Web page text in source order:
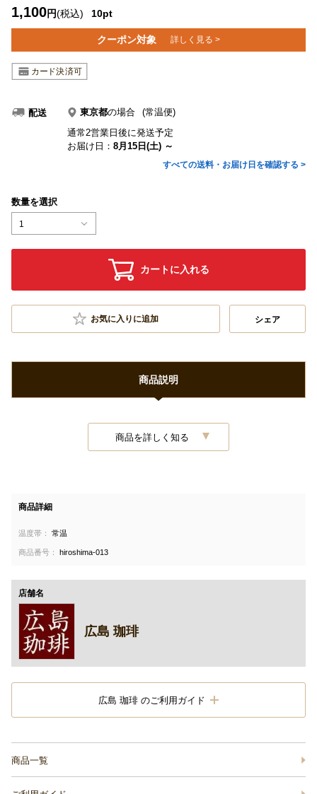
1,100円(税込) 10pt
クーポン対象 詳しく見る >
配送 東京都の場合
(常温便)
通常2営業日後に発送予定
お届け日： 8月15日(土) ～
すべての送料・お届け日を確認する >
数量を選択
1
カートに入れる
お気に入りに追加 シェア
商品説明
商品を詳しく知る
商品詳細
温度帯： 常温
商品番号： hiroshima-013
店舗名
広島 珈琲
広島 珈琲 のご利用ガイド
商品一覧